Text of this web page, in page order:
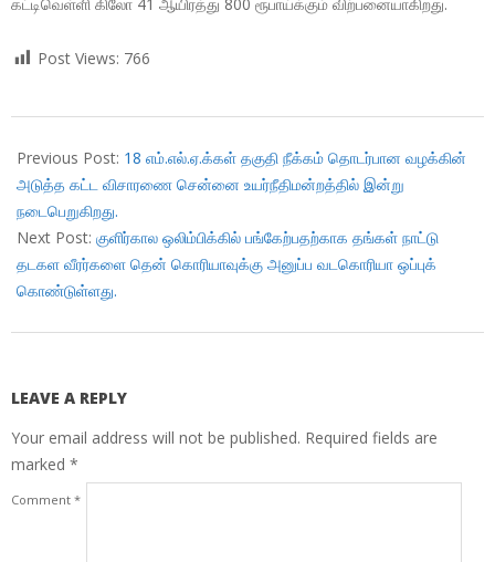
Post Views: 766
01-
10
Previous Post: 18 எம்.எல்.ஏ.க்கள் தகுதி நீக்கம் தொடர்பான வழக்கின்
அடுத்த கட்ட விசாரணை சென்னை உயர்நீதிமன்றத்தில் இன்று
நடைபெறுகிறது.
Next Post: குளிர்கால ஒலிம்பிக்கில் பங்கேற்பதற்காக தங்கள் நாட்டு
தடகள வீரர்களை தென் கொரியாவுக்கு அனுப்ப வடகொரியா ஒப்புக்
கொண்டுள்ளது.
LEAVE A REPLY
Your email address will not be published. Required fields are
marked *
Comment *